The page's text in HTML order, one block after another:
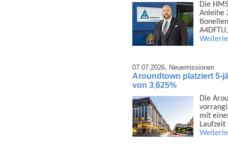
Die
Anleihe
07.07.2026, Neuemissionen
Aroundtown platziert 5-
von 3,625%
Die
mit
Laufzeit